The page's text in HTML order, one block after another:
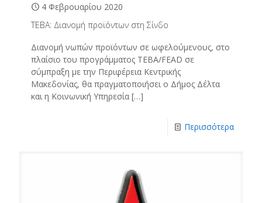
4 Φεβρουαρίου 2020
ΤΕΒΑ: Διανομή προϊόντων στη Σίνδο
Διανομή νωπών προϊόντων σε ωφελούμενους, στο
πλαίσιο του προγράμματος ΤΕΒΑ/FEAD σε
σύμπραξη με την Περιφέρεια Κεντρικής
Μακεδονίας, θα πραγματοποιήσει ο Δήμος Δέλτα
και η Κοινωνική Υπηρεσία […]
Περισσότερα